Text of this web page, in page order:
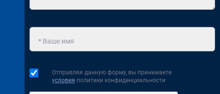
Отправляя данную форму, вы принимаете
условия политики конфиденциальности